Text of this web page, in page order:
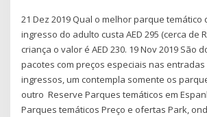
21 Dez 2019 Qual o melhor parque temático
ingresso do adulto custa AED 295 (cerca de
criança o valor é AED 230. 19 Nov 2019 São
pacotes com preços especiais nas entradas
ingressos, um contempla somente os
outro Reserve Parques temáticos em
Parques temáticos Preço e ofertas Park,